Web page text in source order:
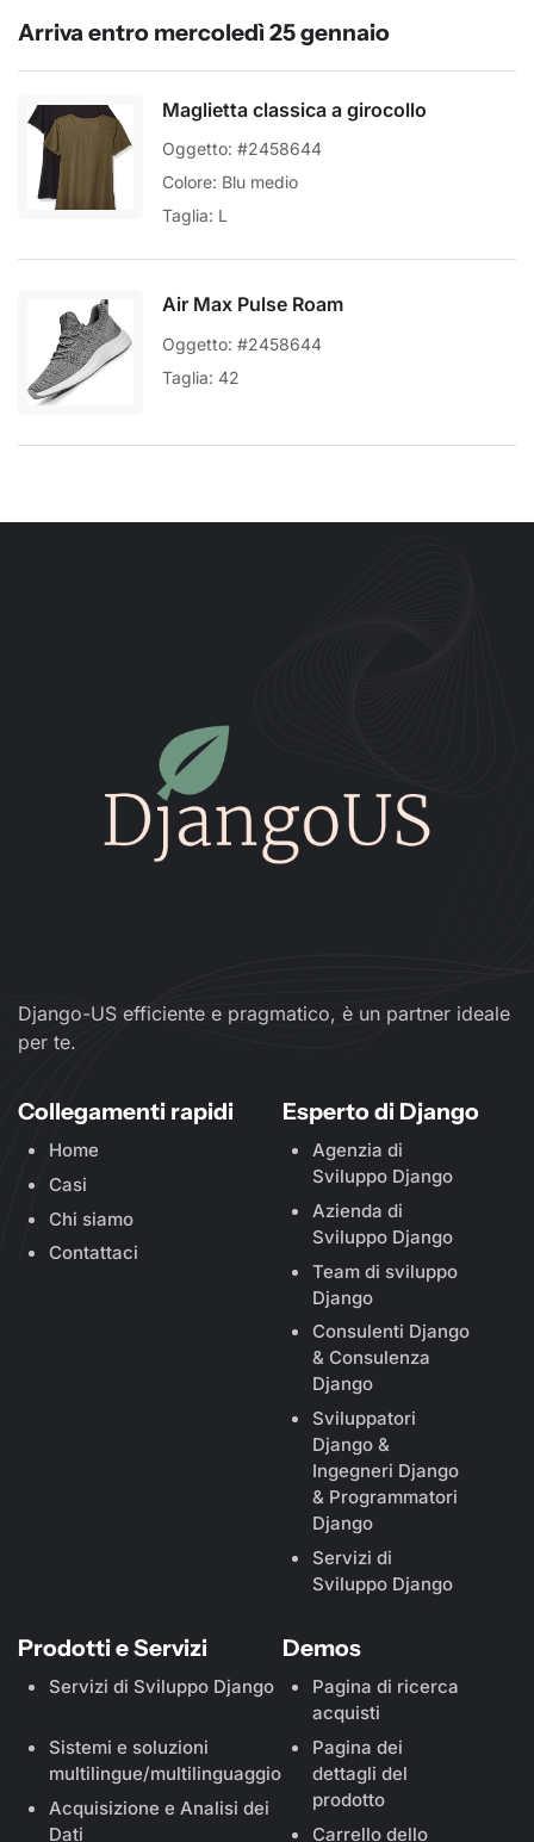
Arriva entro mercoledì 25 gennaio
Maglietta classica a girocollo
Oggetto: #2458644
Colore: Blu medio
Taglia: L
Air Max Pulse Roam
Oggetto: #2458644
Taglia: 42
Django-US efficiente e pragmatico, è un partner ideale
per te.
Collegamenti rapidi
Home
Casi
Chi siamo
Contattaci
Esperto di Django
Agenzia di
Sviluppo Django
Azienda di
Sviluppo Django
Team di sviluppo
Django
Consulenti Django
& Consulenza
Django
Sviluppatori
Django &
Ingegneri Django
& Programmatori
Django
Servizi di
Sviluppo Django
Prodotti e Servizi
Servizi di Sviluppo Django
Sistemi e soluzioni
multilingue/multilinguaggio
Acquisizione e Analisi dei
Dati
Demos
Pagina di ricerca
acquisti
Pagina dei
dettagli del
prodotto
Carrello dello